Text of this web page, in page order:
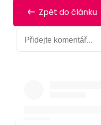
Zpět do článku